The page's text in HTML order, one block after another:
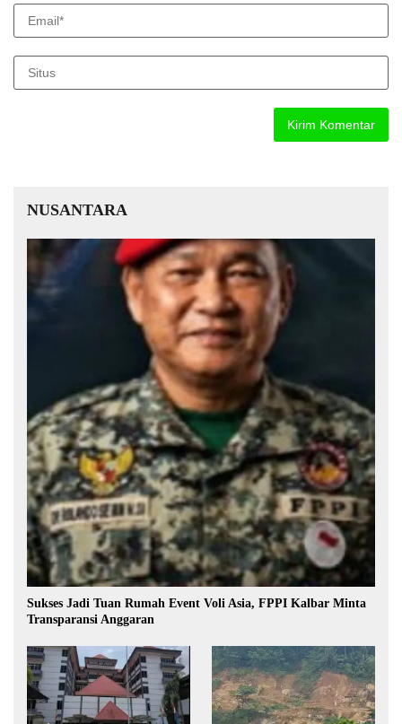
NUSANTARA
Sukses Jadi Tuan Rumah Event Voli Asia, FPPI Kalbar Minta
Transparansi Anggaran